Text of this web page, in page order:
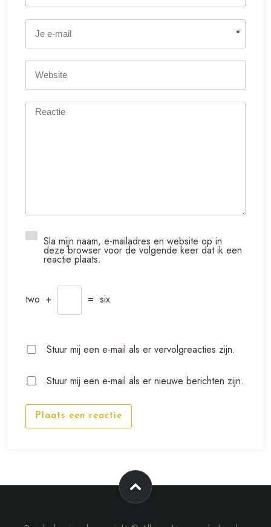
*
Sla mijn naam, e-mailadres en website op in
deze browser voor de volgende keer dat ik een
reactie plaats.
two + = six
Stuur mij een e-mail als er vervolgreacties zijn.
Stuur mij een e-mail als er nieuwe berichten zijn.
Plaats een reactie